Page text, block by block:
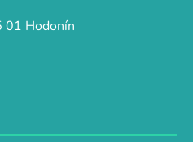
p
ý
01 Hodonín